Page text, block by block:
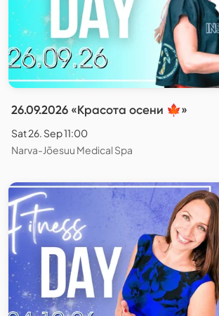
26.09.2026 «Красота осени 🍁»
Sat 26. Sep 11:00
Narva-Jõesuu Medical Spa